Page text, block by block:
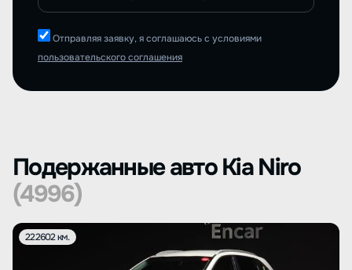
Отправляя заявку, я соглашаюсь с условиями
пользовательского соглашения
Подержанные авто Kia Niro
(4996)
222602 км.